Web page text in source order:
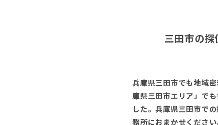
三田市の
兵庫県三田市でも地域
庫県三田市エリア」で
した。兵庫県三田市で
務所におまかせくださ